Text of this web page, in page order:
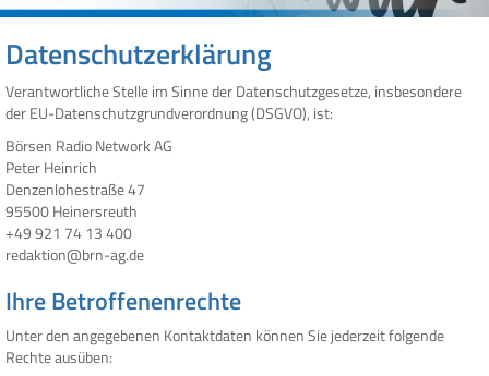
Datenschutzerklärung
Verantwortliche Stelle im Sinne der Datenschutzgesetze, insbesondere
der EU-Datenschutzgrundverordnung (DSGVO), ist:
Börsen Radio Network AG
Peter Heinrich
Denzenlohestraße 47
95500 Heinersreuth
+49 921 74 13 400
redaktion@brn-ag.de
Ihre Betroffenenrechte
Unter den angegebenen Kontaktdaten können Sie jederzeit folgende
Rechte ausüben: